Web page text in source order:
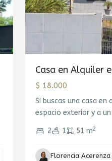
Casa en Alquiler
$ 18.000
Si buscas una casa en
espacio exterior y a
2 1 51 m2
Florencia Acerenza